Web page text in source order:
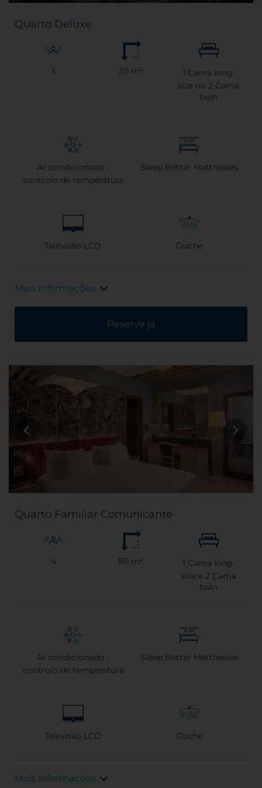
Quarto Deluxe
3 30 m² 1 Cama king-
size ou 2 Cama
twin
Ar condicionado -
controlo de temperatura
Sleep Better Mattresses
Televisão LCD Duche
Mais informações
Reserve já
Quarto Familiar Comunicante
4 60 m² 1 Cama king-
size e 2 Cama
twin
Ar condicionado -
controlo de temperatura
Sleep Better Mattresses
Televisão LCD Duche
Mais informações